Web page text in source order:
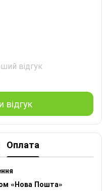
відгук
відгук
Оплата
«Нова Пошта»